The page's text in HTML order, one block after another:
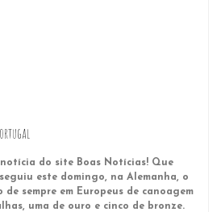
do site Boas Notícias! Que
este domingo, na Alemanha, o
de sempre em Europeus de canoagem
uma de ouro e cinco de bronze.